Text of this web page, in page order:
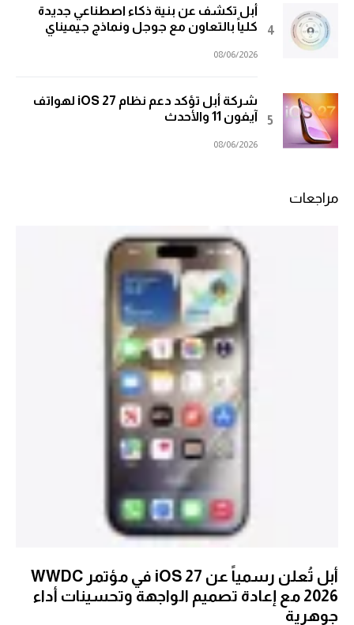
أبل تكشف عن بنية ذكاء اصطناعي جديدة
كلياً بالتعاون مع جوجل ونماذج جيميناي
08/06/2026
شركة أبل تؤكد دعم نظام iOS 27 لهواتف
آيفون 11 والأحدث
08/06/2026
مراجعات
أبل تُعلن رسمياً عن iOS 27 في مؤتمر WWDC
2026 مع إعادة تصميم الواجهة وتحسينات أداء
جوهرية